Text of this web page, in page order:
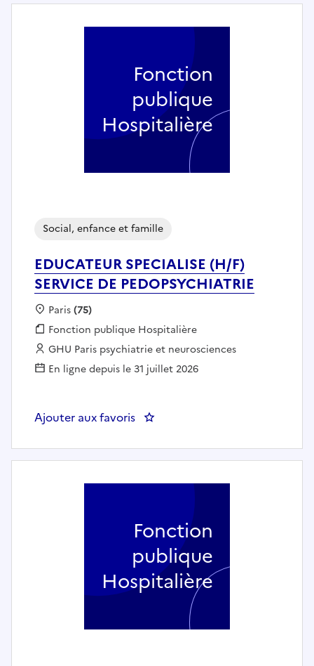
EDUCATEUR SPECIALISE (H/F)
SERVICE DE PEDOPSYCHIATRIE
Social, enfance et famille
Localisation :
Paris(75)
Fonction publique :
Fonction publique Hospitalière
Employeur :
GHU Paris psychiatrie et neurosciences
En ligne depuis le 31 juillet 2026
Ajouter aux favoris : EDUCATEUR SPECIALISE (H/F)
Fonction
publique
Hospitalière
Fonction
publique
Hospitalière